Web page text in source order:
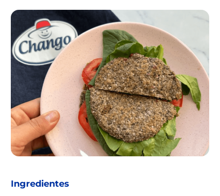
Ingredientes